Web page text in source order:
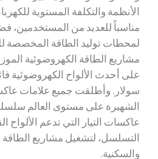
الأنظمة والتكلفة المستوية
مناسباً للعديد من المستخدمين،
لمحطات توليد الطاقة المخصصة
مشاريع الطاقة الكهروضوئية
على أحدث الألواح الكهروضوئية
سولار. وأطلقت جميع علامات
الشهيرة على مستوى العالم
عاكسات التيار التي تدعم الألواح
التسلسل، لتشغيل مشاريع الطاقة
والسكنية.